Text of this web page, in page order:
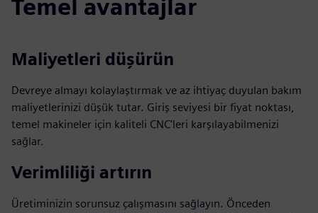
Temel avantajlar
Maliyetleri düşürün
Devreye almayı kolaylaştırmak ve az ihtiyaç duyulan bakım
maliyetlerinizi düşük tutar. Giriş seviyesi bir fiyat noktası,
temel makineler için kaliteli CNC'leri karşılayabilmenizi
sağlar.
Verimliliği artırın
Üretiminizin sorunsuz çalışmasını sağlayın. Önceden